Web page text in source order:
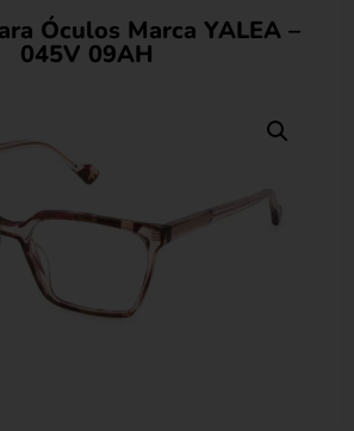
Óculos Marca YALEA –
045V 09AH